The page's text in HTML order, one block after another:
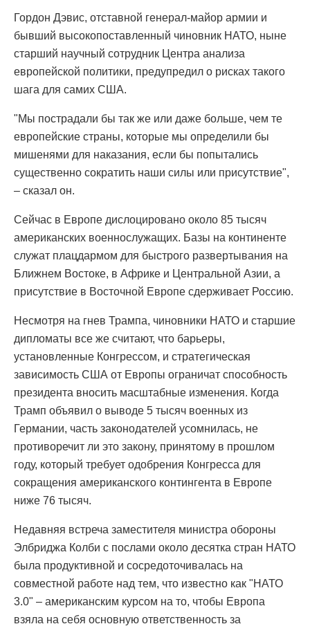
Гордон Дэвис, отставной генерал-майор армии и
бывший высокопоставленный чиновник НАТО, ныне
старший научный сотрудник Центра анализа
европейской политики, предупредил о рисках такого
шага для самих США.
"Мы пострадали бы так же или даже больше, чем те
европейские страны, которые мы определили бы
мишенями для наказания, если бы попытались
существенно сократить наши силы или присутствие",
– сказал он.
Сейчас в Европе дислоцировано около 85 тысяч
американских военнослужащих. Базы на континенте
служат плацдармом для быстрого развертывания на
Ближнем Востоке, в Африке и Центральной Азии, а
присутствие в Восточной Европе сдерживает Россию.
Несмотря на гнев Трампа, чиновники НАТО и старшие
дипломаты все же считают, что барьеры,
установленные Конгрессом, и стратегическая
зависимость США от Европы ограничат способность
президента вносить масштабные изменения. Когда
Трамп объявил о выводе 5 тысяч военных из
Германии, часть законодателей усомнилась, не
противоречит ли это закону, принятому в прошлом
году, который требует одобрения Конгресса для
сокращения американского контингента в Европе
ниже 76 тысяч.
Недавняя встреча заместителя министра обороны
Элбриджа Колби с послами около десятка стран НАТО
была продуктивной и сосредоточивалась на
совместной работе над тем, что известно как "НАТО
3.0" – американским курсом на то, чтобы Европа
взяла на себя основную ответственность за